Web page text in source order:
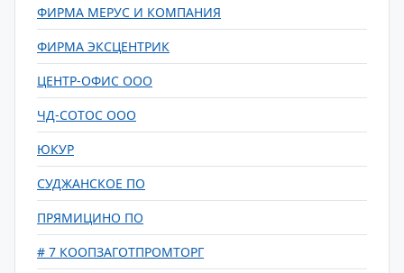
ФИРМА МЕРУС И КОМПАНИЯ
ФИРМА ЭКСЦЕНТРИК
ЦЕНТР-ОФИС ООО
ЧД-СОТОС ООО
ЮКУР
СУДЖАНСКОЕ ПО
ПРЯМИЦИНО ПО
# 7 КООПЗАГОТПРОМТОРГ